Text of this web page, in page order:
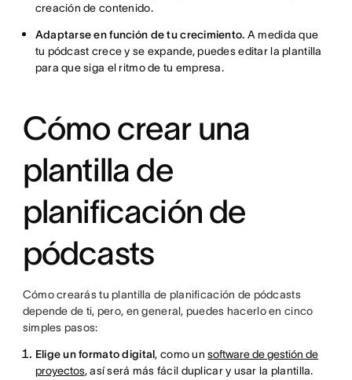
creación de contenido.
Adaptarse en función de tu crecimiento. A medida que
tu pódcast crece y se expande, puedes editar la plantilla
para que siga el ritmo de tu empresa.
Cómo crear una
plantilla de
planificación de
pódcasts
Cómo crearás tu plantilla de planificación de pódcasts
depende de ti, pero, en general, puedes hacerlo en cinco
simples pasos:
Elige un formato digital, como unsoftware de gestión de
proyectos, así será más fácil duplicar y usar la plantilla.